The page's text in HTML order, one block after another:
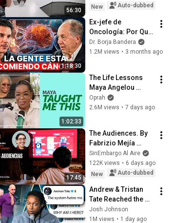
56:30
New
Auto-dubbed
1:18:30
Ex-jefe de
Oncología: Por Qué
España Tiene Tantos
Casos de Cáncer (la
Dr. Borja Bandera
1.2M views • 3 months ago
1:02:33
The Life Lessons
Maya Angelou
Taught Oprah
Oprah
2.6M views • 7 days ago
17:45
The Audiences. By
Fabrizio Mejía
Madrid
SinEmbargo Al Aire
122K views • 6 days ago
New
Auto-dubbed
Andrew & Tristan
Tate Reached the
End of the Algorithm
Josh Johnson
1M views • 1 day ago